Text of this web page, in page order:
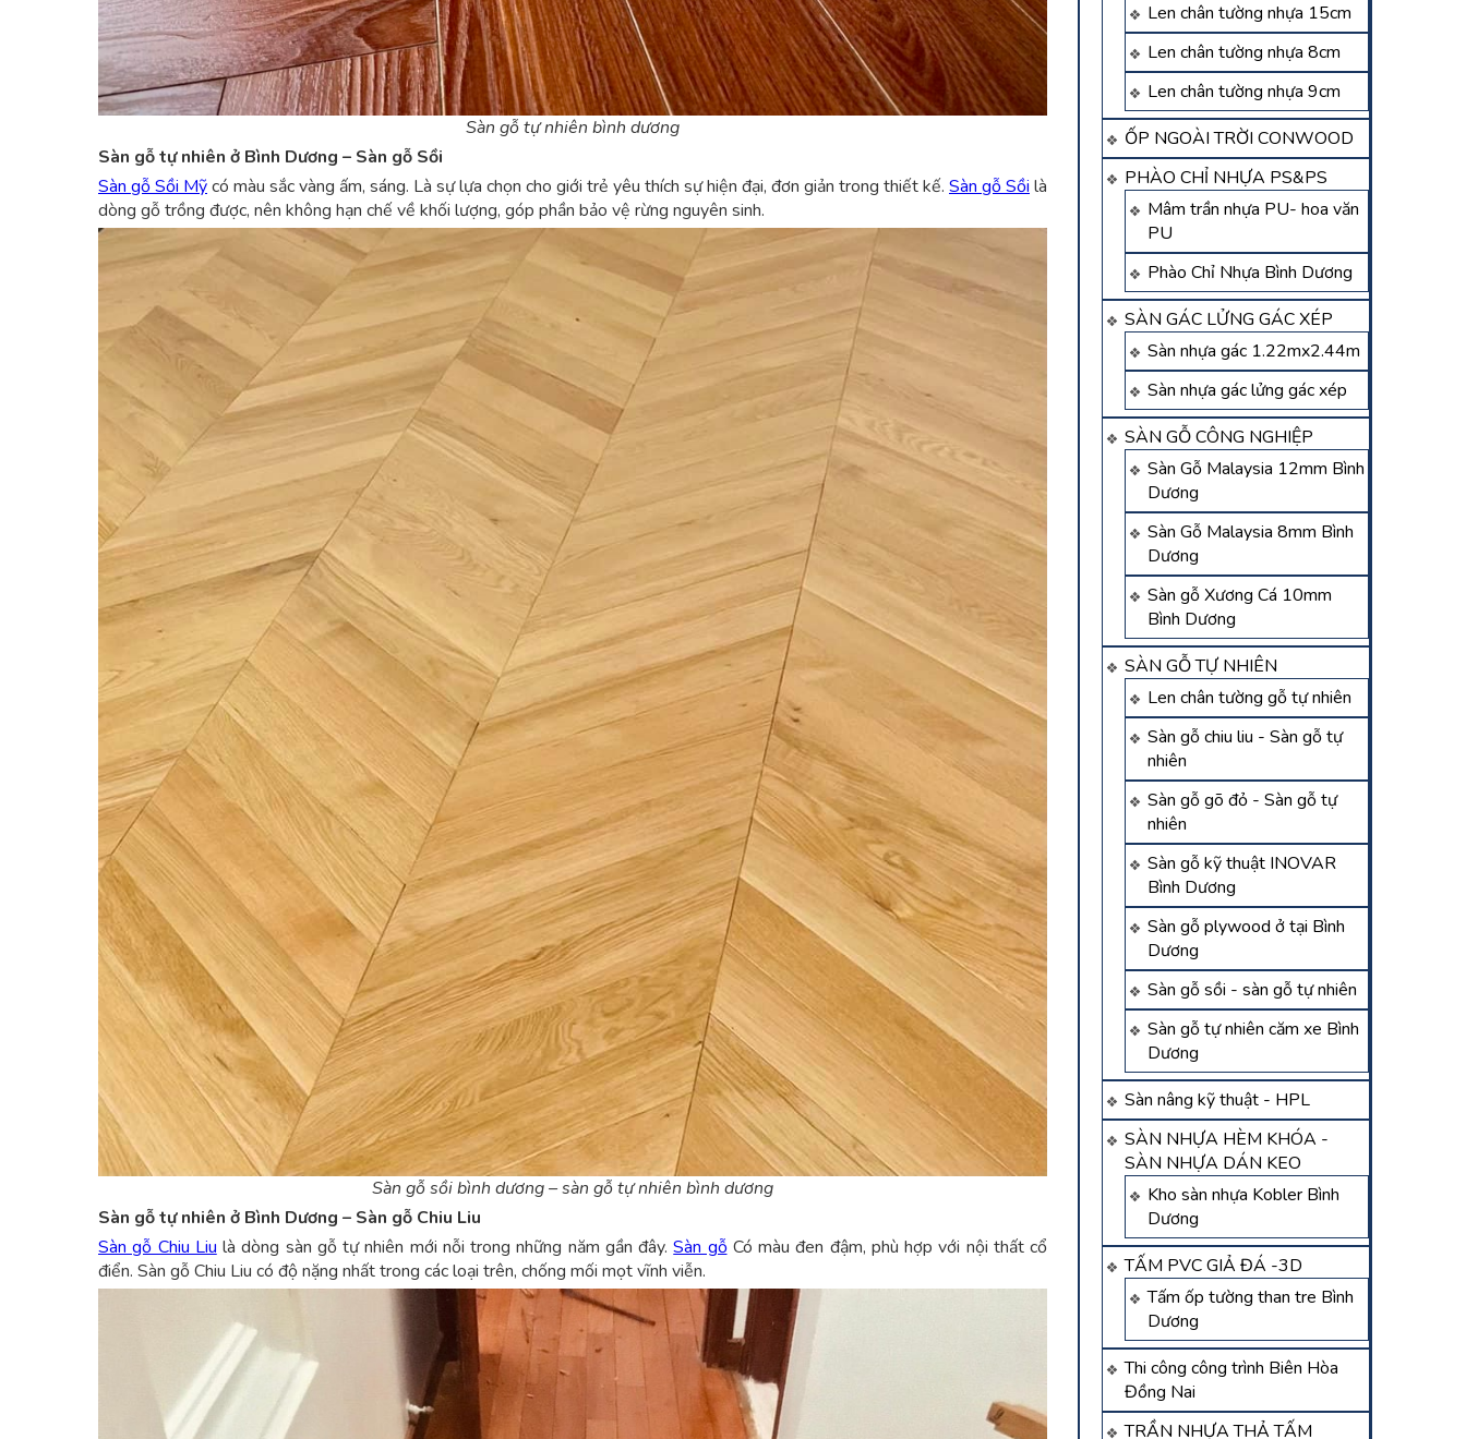
Len chân tường nhựa 15cm
Len chân tường nhựa 8cm
Len chân tường nhựa 9cm
ỐP NGOÀI TRỜI CONWOOD
PHÀO CHỈ NHỰA PS&PS
Mâm trần nhựa PU- hoa văn
PU
Phào Chỉ Nhựa Bình Dương
SÀN GÁC LỬNG GÁC XÉP
Sàn nhựa gác 1.22mx2.44m
Sàn nhựa gác lửng gác xép
SÀN GỖ CÔNG NGHIỆP
Sàn Gỗ Malaysia 12mm Bình
Dương
Sàn Gỗ Malaysia 8mm Bình
Dương
Sàn gỗ Xương Cá 10mm
Bình Dương
SÀN GỖ TỰ NHIÊN
Len chân tường gỗ tự nhiên
Sàn gỗ chiu liu - Sàn gỗ tự
nhiên
Sàn gỗ gõ đỏ - Sàn gỗ tự
nhiên
Sàn gỗ kỹ thuật INOVAR
Bình Dương
Sàn gỗ plywood ở tại Bình
Dương
Sàn gỗ sồi - sàn gỗ tự nhiên
Sàn gỗ tự nhiên căm xe Bình
Dương
Sàn nâng kỹ thuật - HPL
SÀN NHỰA HÈM KHÓA -
SÀN NHỰA DÁN KEO
Kho sàn nhựa Kobler Bình
Dương
TẤM PVC GIẢ ĐÁ -3D
Tấm ốp tường than tre Bình
Dương
Thi công công trình Biên Hòa
Đồng Nai
TRẦN NHỰA THẢ TẤM
Sàn gỗ tự nhiên bình dương
Sàn gỗ tự nhiên ở Bình Dương – Sàn gỗ Sồi
Sàn gỗ Sồi Mỹcó màu sắc vàng ấm, sáng. Là sự lựa chọn cho giới trẻ yêu thích sự hiện đại, đơn giản trong thiết kế. Sàn gỗ Sồi là
dòng gỗ trồng được, nên không hạn chế về khối lượng, góp phần bảo vệ rừng nguyên sinh.
Sàn gỗ sồi bình dương – sàn gỗ tự nhiên bình dương
Sàn gỗ tự nhiên ở Bình Dương – Sàn gỗ Chiu Liu
Sàn gỗ Chiu Liu là dòng sàn gỗ tự nhiên mới nỗi trong những năm gần đây.Sàn gỗCó màu đen đậm, phù hợp với nội thất cổ
điển. Sàn gỗ Chiu Liu có độ nặng nhất trong các loại trên, chống mối mọt vĩnh viễn.